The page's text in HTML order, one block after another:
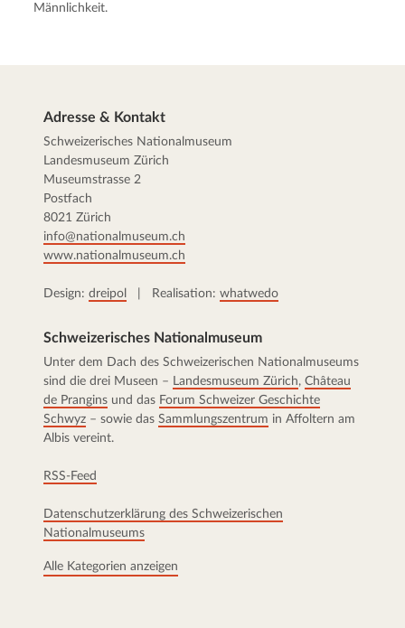
Männlichkeit.
Adresse & Kontakt
Schweizerisches Nationalmuseum
Landesmuseum Zürich
Museumstrasse 2
Postfach
8021 Zürich
info@nationalmuseum.ch
www.nationalmuseum.ch
Design: dreipol | Realisation: whatwedo
Schweizerisches Nationalmuseum
Unter dem Dach des Schweizerischen Nationalmuseums
sind die drei Museen – Landesmuseum Zürich, Château
de Prangins und das Forum Schweizer Geschichte
Schwyz – sowie das Sammlungszentrum in Affoltern am
Albis vereint.
RSS-Feed
Datenschutzerklärung des Schweizerischen
Nationalmuseums
Alle Kategorien anzeigen